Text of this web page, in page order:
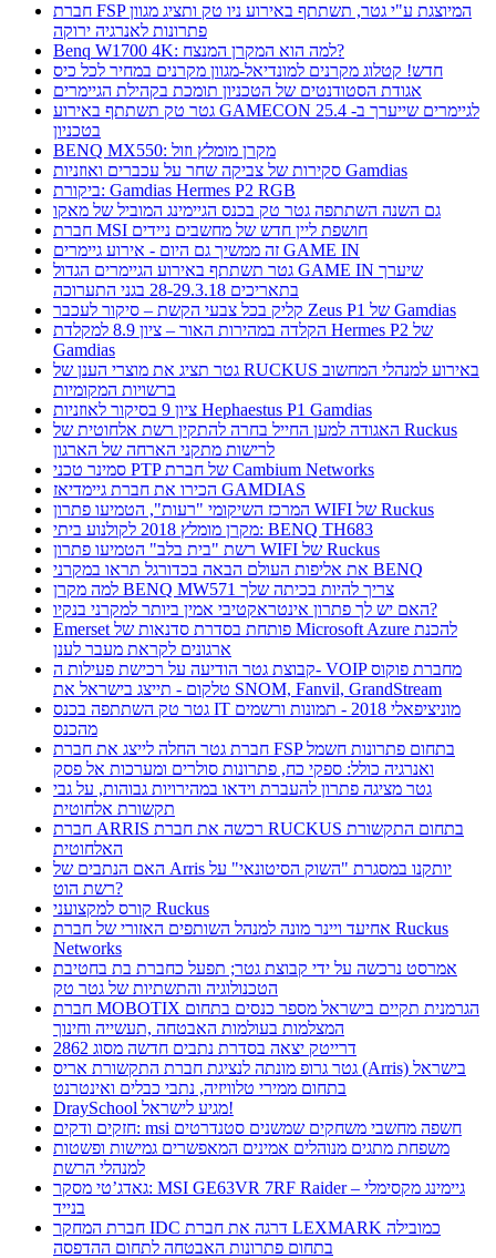
חברת FSP המיוצגת ע"י גטר, תשתתף באירוע ניו טק ותציג מגוון
פתרונות לאנרגיה ירוקה
Benq W1700 4K: למה הוא המקרן המנצח?
חדש! קטלוג מקרנים למונדיאל-מגוון מקרנים במחיר לכל כיס
אגודת הסטודנטים של הטכניון תומכת בקהילת הגיימרים
גטר טק תשתתף באירוע GAMECON לגיימרים שייערך ב- 25.4
בטכניון
BENQ MX550: מקרן מומלץ וזול
סקירות של צביקה שחר על עכברים ואוזניות Gamdias
ביקורת: Gamdias Hermes P2 RGB
גם השנה השתתפה גטר טק בכנס הגיימינג המוביל של מאקו
חברת MSI חושפת ליין חדש של מחשבים ניידים
זה ממשיך גם היום - אירוע גיימרים GAME IN
גטר תשתתף באירוע הגיימרים הגדול GAME IN שיערך
בתאריכים 28-29.3.18 בגני התערוכה
קליק בכל צבעי הקשת – סיקור לעכבר Zeus P1 של Gamdias
הקלדה במהירות האור – ציון 8.9 למקלדת Hermes P2 של
Gamdias
גטר תציג את מוצרי הענן של RUCKUS באירוע למנהלי המחשוב
ברשויות המקומיות
ציון 9 בסיקור לאוזניות Hephaestus P1 Gamdias
האגודה למען החייל בחרה להתקין רשת אלחוטית של Ruckus
לרישות מתקני הארחה של הארגון
סמינר טכני PTP של חברת Cambium Networks
הכירו את חברת גיימדיאז GAMDIAS
המרכז השיקומי "רעות", הטמיעו פתרון WIFI של Ruckus
מקרן מומלץ 2018 לקולנוע ביתי: BENQ TH683
רשת "בית בלב" הטמיעו פתרון WIFI של Ruckus
את אליפות העולם הבאה בכדורגל תראו במקרני BENQ
למה מקרן BENQ MW571 צריך להיות בכיתה שלך
האם יש לך פתרון אינטראקטיבי אמין ביותר למקרני בנקיו?
Emerset פותחת בסדרת סדנאות של Microsoft Azure להכנת
ארגונים לקראת מעבר לענן
קבוצת גטר הודיעה על רכישת פעילות ה- VOIP מחברת פוקוס
טלקום - תייצג בישראל את SNOM, Fanvil, GrandStream
גטר טק השתתפה בכנס IT מוניציפאלי 2018 - תמונות ורשמים
מהכנס
חברת גטר החלה לייצג את חברת FSP בתחום פתרונות חשמל
ואנרגיה כולל: ספקי כח, פתרונות סולרים ומערכות אל פסק
גטר מציגה פתרון להעברת וידאו במהירויות גבוהות, על גבי
תקשורת אלחוטית
חברת ARRIS רכשה את חברת RUCKUS בתחום התקשורת
האלחוטית
האם הנתבים של Arris יותקנו במסגרת "השוק הסיטונאי" על
רשת הוט?
קורס למקצועני Ruckus
אחיעד ויינר מונה למנהל השותפים האזורי של חברת Ruckus
Networks
אמרסט נרכשה על ידי קבוצת גטר; תפעל כחברת בת בחטיבת
הטכנולוגיה והתשתיות של גטר טק
חברת MOBOTIX הגרמנית תקיים בישראל מספר כנסים בתחום
המצלמות בעולמות האבטחה ,תעשייה וחינוך
דרייטק יצאה בסדרת נתבים חדשה מסוג 2862
גטר גרופ מונתה לנציגת חברת התקשורת אריס (Arris) בישראל
בתחום ממירי טלוויזיה, נתבי כבלים ואינטרנט
DraySchool מגיע לישראל!
חזקים ודקים: msi חשפה מחשבי משחקים שמשנים סטנדרטים
משפחת מתגים מנוהלים אמינים המאפשרים גמישות ופשטות
למנהלי הרשת
גאדג’טי מסקר: MSI GE63VR 7RF Raider – גיימינג מקסימלי
בנייד
חברת המחקר IDC דרגה את חברת LEXMARK כמובילה
בתחום פתרונות האבטחה לתחום ההדפסה